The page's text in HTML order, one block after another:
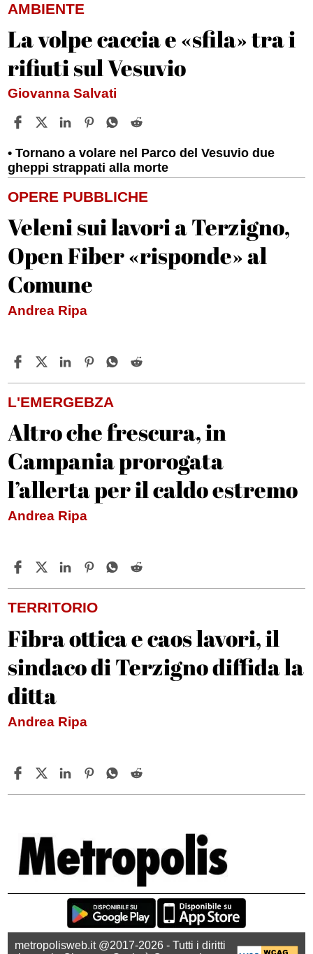
AMBIENTE
La volpe caccia e «sfila» tra i
rifiuti sul Vesuvio
Giovanna Salvati
Tornano a volare nel Parco del Vesuvio due
gheppi strappati alla morte
OPERE PUBBLICHE
Veleni sui lavori a Terzigno,
Open Fiber «risponde» al
Comune
Andrea Ripa
L'EMERGEBZA
Altro che frescura, in
Campania prorogata
l’allerta per il caldo estremo
Andrea Ripa
TERRITORIO
Fibra ottica e caos lavori, il
sindaco di Terzigno diffida la
ditta
Andrea Ripa
metropolisweb.it @2017-2026 - Tutti i diritti